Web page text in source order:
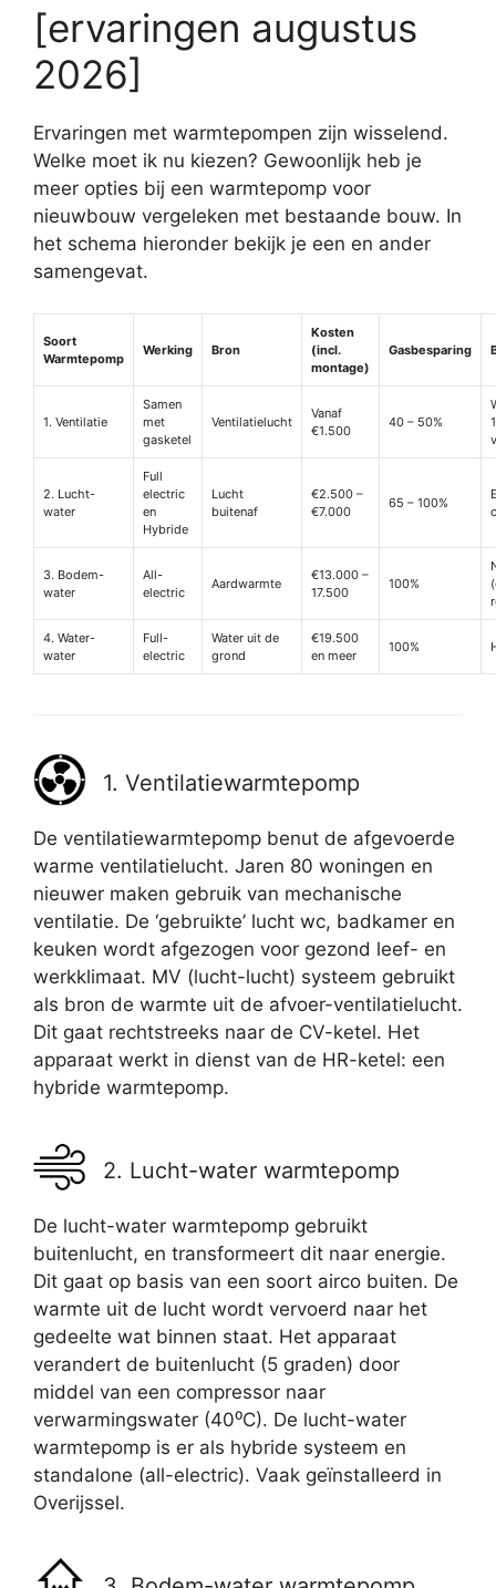
[ervaringen augustus
2026]
Ervaringen met warmtepompen zijn wisselend.
Welke moet ik nu kiezen? Gewoonlijk heb je
meer opties bij een warmtepomp voor
nieuwbouw vergeleken met bestaande bouw. In
het schema hieronder bekijk je een en ander
samengevat.
Soort
Warmtepomp
Werking Bron
Kosten
(incl.
montage)
Gasbesparing
1. Ventilatie
Samen
met
gasketel
Ventilatielucht
Vanaf
€1.500
40 – 50%
2. Lucht-
water
Full
electric
en
Hybride
Lucht
buitenaf
€2.500 –
€7.000
65 – 100%
3. Bodem-
water
All-
electric
Aardwarmte
€13.000 –
17.500
100%
4. Water-
water
Full-
electric
Water uit de
grond
€19.500
en meer
100%
1. Ventilatiewarmtepomp
De ventilatiewarmtepomp benut de afgevoerde
warme ventilatielucht. Jaren 80 woningen en
nieuwer maken gebruik van mechanische
ventilatie. De ‘gebruikte’ lucht wc, badkamer en
keuken wordt afgezogen voor gezond leef- en
werkklimaat. MV (lucht-lucht) systeem gebruikt
als bron de warmte uit de afvoer-ventilatielucht.
Dit gaat rechtstreeks naar de CV-ketel. Het
apparaat werkt in dienst van de HR-ketel: een
hybride warmtepomp.
2. Lucht-water warmtepomp
De lucht-water warmtepomp gebruikt
buitenlucht, en transformeert dit naar energie.
Dit gaat op basis van een soort airco buiten. De
warmte uit de lucht wordt vervoerd naar het
gedeelte wat binnen staat. Het apparaat
verandert de buitenlucht (5 graden) door
middel van een compressor naar
verwarmingswater (40⁰C). De lucht-water
warmtepomp is er als hybride systeem en
standalone (all-electric). Vaak geïnstalleerd in
Overijssel.